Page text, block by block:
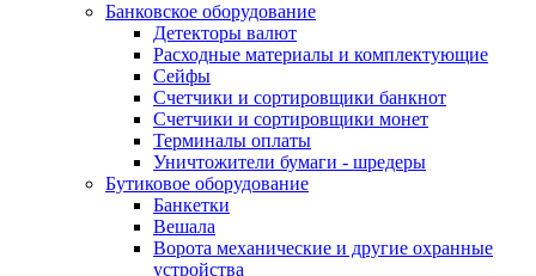
Банковское оборудование
Детекторы валют
Расходные материалы и комплектующие
Сейфы
Счетчики и сортировщики банкнот
Счетчики и сортировщики монет
Терминалы оплаты
Уничтожители бумаги - шредеры
Бутиковое оборудование
Банкетки
Вешала
Ворота механические и другие охранные
устройства